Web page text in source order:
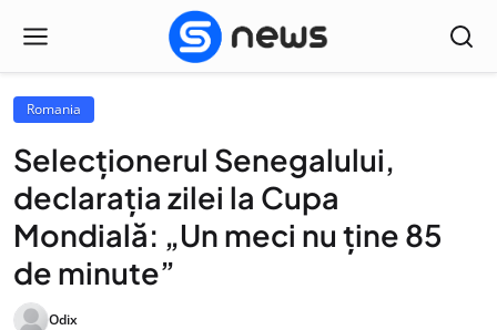
Romania
Selecționerul Senegalului,
declarația zilei la Cupa
Mondială: „Un meci nu ține 85
de minute”
Odix